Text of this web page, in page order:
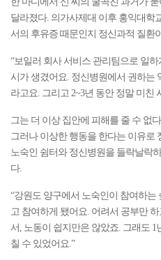
달라졌다. 의가사제대 이후 홍익대학
서의 후유증 때문인지 정신과적 질환
“보일러 회사 서비스 관리팀으로 일
시가 생겼어요. 정신병원에서 권하는
라고요. 그리고 2~3년 동안 정말 미친
그는 더 이상 집안에 피해를 줄 수 없
그러나 이상한 행동을 한다는 이유로
노숙인 쉼터와 정신병원을 들락날락
다.
“강원도 양구에서 노숙인이 참여하
고 참여하게 됐어요. 어려서 공부만
서, 노동이 쉽지만은 않았죠. 그래도
칠 수 있었어요.”